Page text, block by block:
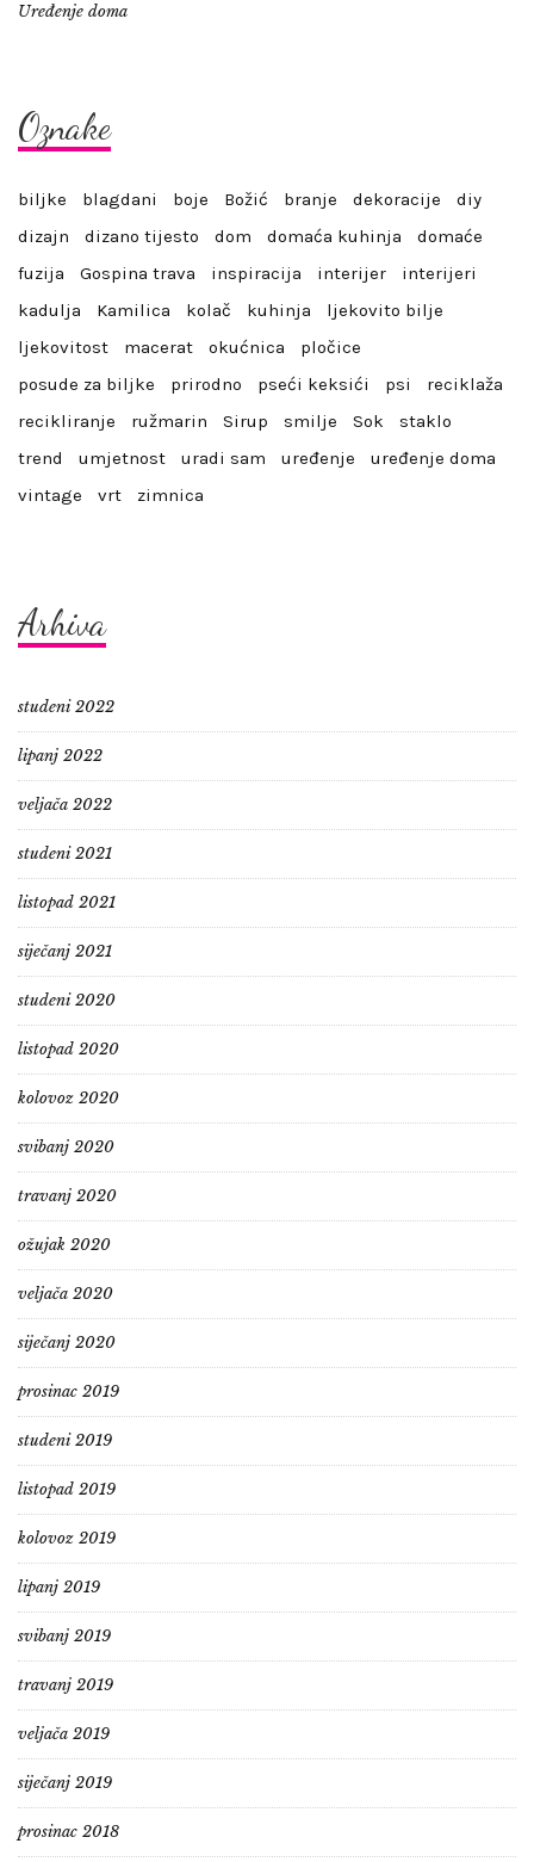
Uređenje doma
Oznake
biljke blagdani boje Božić branje dekoracije
diy
dizajn
dizano tijesto dom domaća kuhinja
domaće
fuzija
Gospina trava inspiracija interijer
interijeri
kadulja
Kamilica kolač kuhinja
ljekovito bilje
ljekovitost
macerat okućnica
pločice
posude za biljke
prirodno pseći keksići psi
reciklaža
recikliranje
ružmarin Sirup smilje Sok
staklo
trend
umjetnost uradi sam uređenje
uređenje doma
vintage
vrt zimnica
Arhiva
studeni 2022
lipanj 2022
veljača 2022
studeni 2021
listopad 2021
siječanj 2021
studeni 2020
listopad 2020
kolovoz 2020
svibanj 2020
travanj 2020
ožujak 2020
veljača 2020
siječanj 2020
prosinac 2019
studeni 2019
listopad 2019
kolovoz 2019
lipanj 2019
svibanj 2019
travanj 2019
veljača 2019
siječanj 2019
prosinac 2018